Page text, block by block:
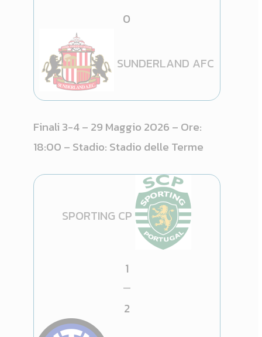
0
SUNDERLAND AFC
Finali 3-4 – 29 Maggio 2026 – Ore:
18:00 – Stadio: Stadio delle Terme
SPORTING CP
1
—
2